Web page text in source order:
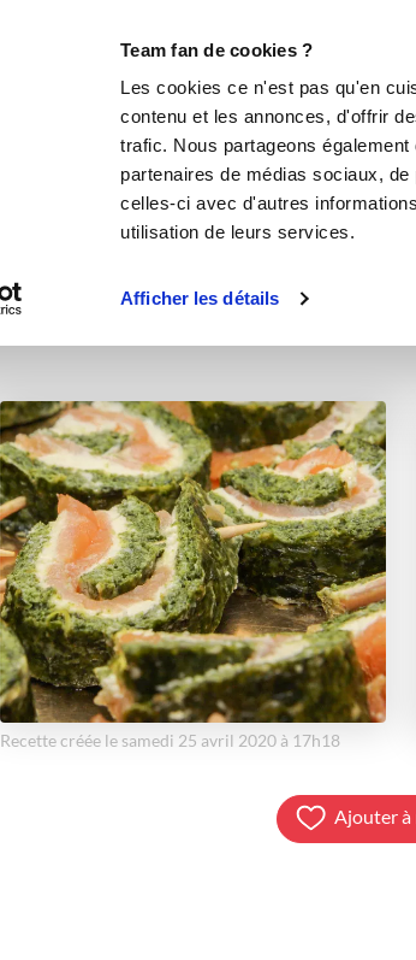
Team fan de cookies ?
Les cookies ce n'est pas qu'en
contenu et les annonces, d'offrir
trafic. Nous partageons
partenaires de médias sociaux,
celles-ci avec d'autres
utilisation de leurs services.
Afficher les détails
Recette créée le samedi 25 avril 2020 à 17h18
Ajouter à